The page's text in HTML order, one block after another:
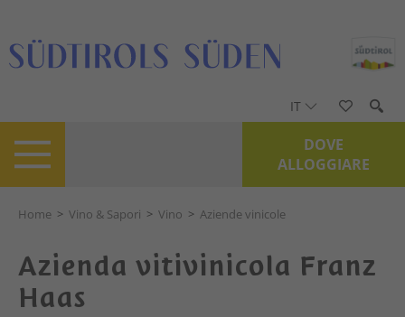
IT
DOVE
ALLOGGIARE
Home > Vino & Sapori > Vino > Aziende vinicole
Azienda vitivinicola Franz
Haas